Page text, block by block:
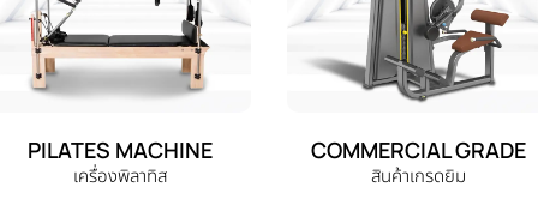
PILATES MACHINE
เครื่องพิลาทิส
COMMERCIAL GRADE
สินค้าเกรดยิม